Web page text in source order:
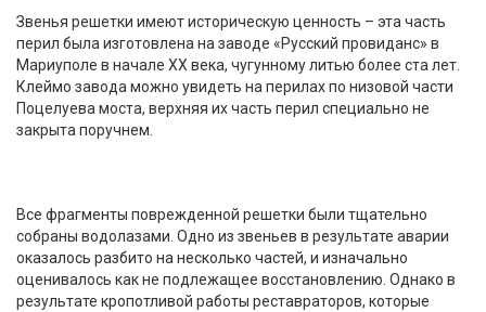
Звенья решетки имеют историческую ценность – эта часть
перил была изготовлена на заводе «Русский провиданс» в
Мариуполе в начале XX века, чугунному литью более ста лет.
Клеймо завода можно увидеть на перилах по низовой части
Поцелуева моста, верхняя их часть перил специально не
закрыта поручнем.
Все фрагменты поврежденной решетки были тщательно
собраны водолазами. Одно из звеньев в результате аварии
оказалось разбито на несколько частей, и изначально
оценивалось как не подлежащее восстановлению. Однако в
результате кропотливой работы реставраторов, которые